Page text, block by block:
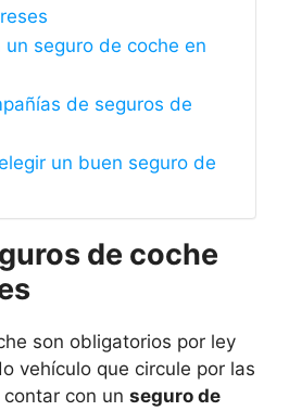
un seguro de coche en
de seguros de
un buen seguro de
de coche
son obligatorios por ley
vehículo que circule por las
con un seguro de